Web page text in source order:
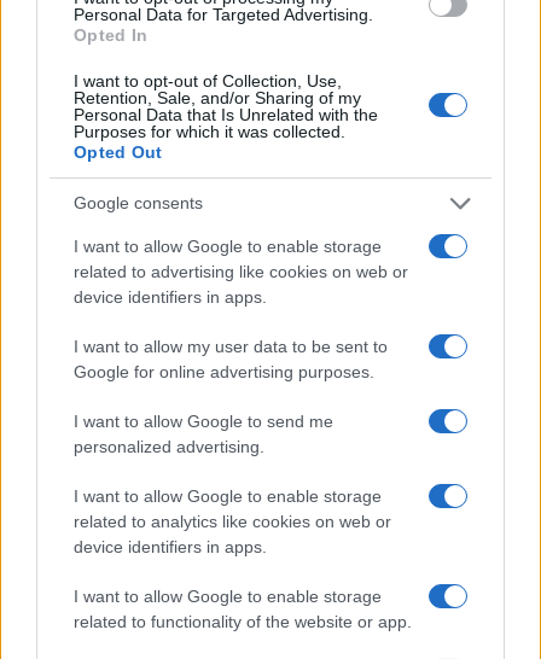
Personal Data for Targeted Advertising.
Opted In
I want to opt-out of Collection, Use,
Retention, Sale, and/or Sharing of my
Personal Data that Is Unrelated with the
Purposes for which it was collected.
Opted Out
Google consents
I want to allow Google to enable storage
related to advertising like cookies on web or
device identifiers in apps.
I want to allow my user data to be sent to
Google for online advertising purposes.
I want to allow Google to send me
personalized advertising.
I want to allow Google to enable storage
related to analytics like cookies on web or
device identifiers in apps.
I want to allow Google to enable storage
related to functionality of the website or app.
nell’estate 2026
Controlli all’aeroporto di Olbia, sequestrati
caviale e sabbia rubata
Migliori cliniche di estetica medicale avanzata
in Europa: classifica dei 5 centri di riferimento
pe…
NECROLOGIE
Mario Malu